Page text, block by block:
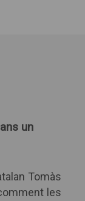
un
Tomàs
les